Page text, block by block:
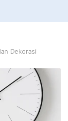
Dekorasi